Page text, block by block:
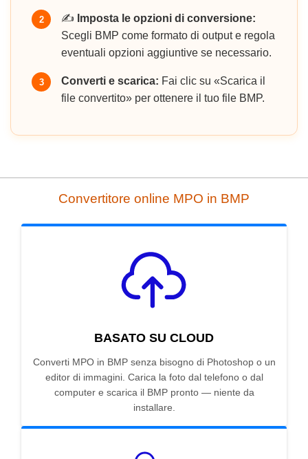
2 ✍️ Imposta le opzioni di conversione:
Scegli BMP come formato di output e regola
eventuali opzioni aggiuntive se necessario.
3 Converti e scarica: Fai clic su «Scarica il
file convertito» per ottenere il tuo file BMP.
Convertitore online MPO in BMP
BASATO SU CLOUD
Converti MPO in BMP senza bisogno di Photoshop o un
editor di immagini. Carica la foto dal telefono o dal
computer e scarica il BMP pronto — niente da
installare.